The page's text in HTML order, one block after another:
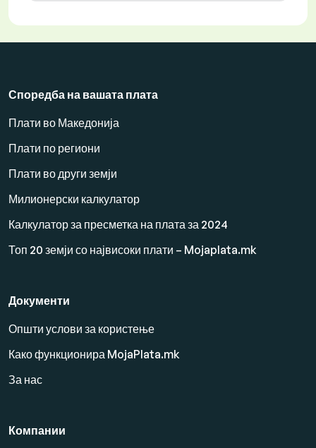
Споредба на вашата плата
Плати во Македонија
Плати по региони
Плати во други земји
Милионерски калкулатор
Калкулатор за пресметка на плата за 2024
Топ 20 земји со највисоки плати – Mojaplata.mk
Документи
Општи услови за користење
Како функционира MojaPlata.mk
За нас
Компании